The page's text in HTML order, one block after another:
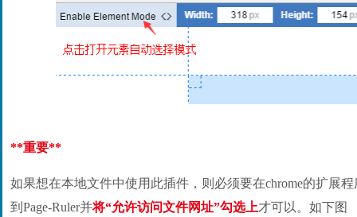
**重要**
如果想在本地文件中使用此插件，则必须要在chrome的扩展程
到Page-Ruler并将“允许访问文件网址”勾选上才可以。如下图